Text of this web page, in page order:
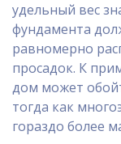
удельный вес
фундамента
равномерно
просадок. К
дом может
тогда как
гораздо более